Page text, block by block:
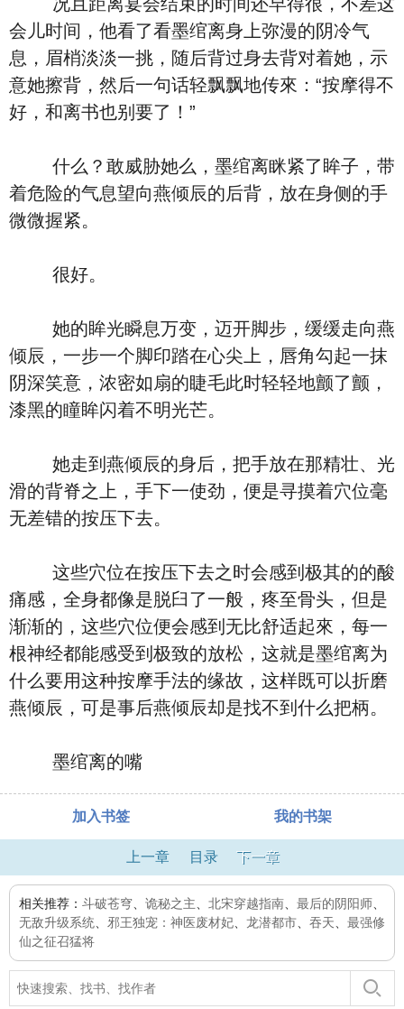
会儿时间，他看了看墨绾离身上弥漫的阴冷气
息，眉梢淡淡一挑，随后背过身去背对着她，示
意她擦背，然后一句话轻飘飘地传來：“按摩得不
好，和离书也别要了！”
什么？敢威胁她么，墨绾离眯紧了眸子，带
着危险的气息望向燕倾辰的后背，放在身侧的手
微微握紧。
很好。
她的眸光瞬息万变，迈开脚步，缓缓走向燕
倾辰，一步一个脚印踏在心尖上，唇角勾起一抹
阴深笑意，浓密如扇的睫毛此时轻轻地颤了颤，
漆黑的瞳眸闪着不明光芒。
她走到燕倾辰的身后，把手放在那精壮、光
滑的背脊之上，手下一使劲，便是寻摸着穴位毫
无差错的按压下去。
这些穴位在按压下去之时会感到极其的的酸
痛感，全身都像是脱臼了一般，疼至骨头，但是
渐渐的，这些穴位便会感到无比舒适起來，每一
根神经都能感受到极致的放松，这就是墨绾离为
什么要用这种按摩手法的缘故，这样既可以折磨
燕倾辰，可是事后燕倾辰却是找不到什么把柄。
墨绾离的嘴
加入书签 我的书架
上一章 目录 下一章
相关推荐： 斗破苍穹 诡秘之主 北宋穿越指南 最后的阴阳师
无敌升级系统
邪王独宠：神医废材妃 龙潜都市 吞天
最强修
仙之征召猛将